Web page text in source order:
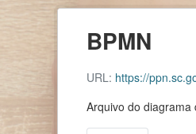
BPMN
URL: https://
Arquivo do